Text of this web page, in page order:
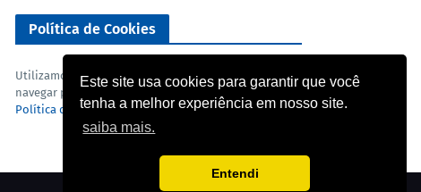
Este site usa cookies para garantir que você
tenha a melhor experiência em nosso site.
saiba mais.
Entendi
Política de Cookies
Utilizamos cookies para analisar o nosso tráfego. Ao
navegar pelo blog você concorda com a nossa
Política de privacidadeeTermo de uso.